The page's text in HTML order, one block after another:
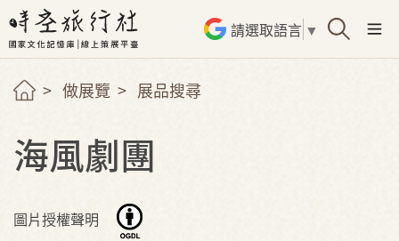
請選取語言 ▼
做展覽 展品搜尋
海風劇團
圖片授權聲明